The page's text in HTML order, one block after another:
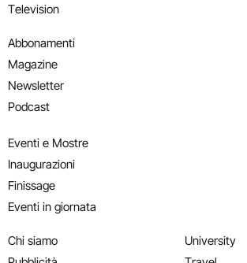
Television
Abbonamenti
Magazine
Newsletter
Podcast
Eventi e Mostre
Inaugurazioni
Finissage
Eventi in giornata
Chi siamo
University